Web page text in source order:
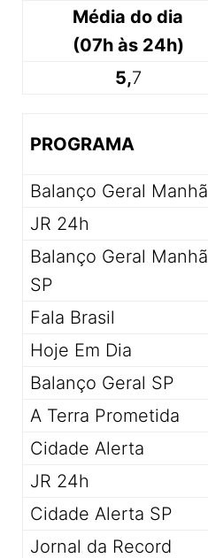
Média do dia
(07h às 24h)
5,7
PROGRAMA
Balanço Geral Manhã
JR 24h
Balanço Geral Manhã
SP
Fala Brasil
Hoje Em Dia
Balanço Geral SP
A Terra Prometida
Cidade Alerta
JR 24h
Cidade Alerta SP
Jornal da Record